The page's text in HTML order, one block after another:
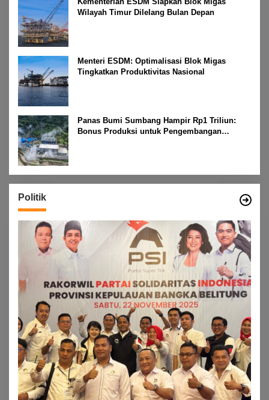
Wilayah Timur Dilelang Bulan Depan
Menteri ESDM: Optimalisasi Blok Migas
Tingkatkan Produktivitas Nasional
Panas Bumi Sumbang Hampir Rp1 Triliun:
Bonus Produksi untuk Pengembangan
Politik